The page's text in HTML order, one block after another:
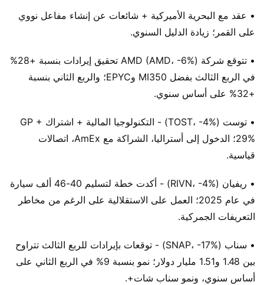
• عقد مع البحرية الأميركية + شائعات عن إنشاء مفاعل نووي
على القمر؛ زيادة الدليل السنوي.
• تتوقع شركة AMD (AMD، -6%) تحقيق إيرادات بنسبة +28%
في الربع الثالث بفضل MI350 وEPYC؛ والربع الثاني بنسبة
+32% على أساس سنوي.
• توست (TOST، -4%) - التكنولوجيا المالية + اشتراك GP +
29%؛ الدخول إلى أستراليا، الشراكة مع AmEx، اتصالات
قياسية.
• ريفيان (RIVN، -4%) - أكدت خطة لتسليم 40-46 ألف سيارة
في عام 2025؛ العمل على الاستقلالية على الرغم من مخاطر
التعريفات الجمركية.
• سناب (SNAP، -17%) - توقعات بإيرادات للربع الثالث تتراوح
بين 1.48 و1.51 مليار دولار؛ نمو بنسبة 9% في الربع الثاني على
أساس سنوي، ونمو سناب شات+.